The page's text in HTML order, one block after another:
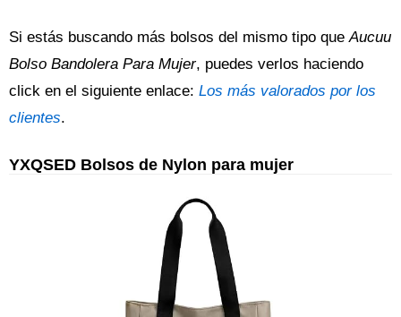
Si estás buscando más bolsos del mismo tipo queAucuu
Bolso Bandolera Para Mujer, puedes verlos haciendo
click en el siguiente enlace: Los más valorados por los
clientes.
YXQSED Bolsos de Nylon para mujer